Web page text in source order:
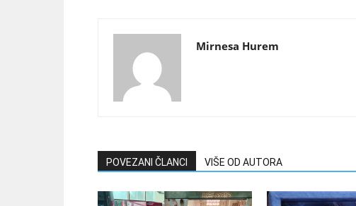
Mirnesa Hurem
POVEZANI ČLANCI VIŠE OD AUTORA